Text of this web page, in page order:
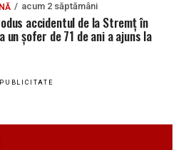
TikTok
de euro, la Teiuș. Familia
ancheta bate pasul pe loc, la
acum 2 săptămâni
accidentul de la Stremț în
un șofer de 71 de ani a ajuns la
PUBLICITATE